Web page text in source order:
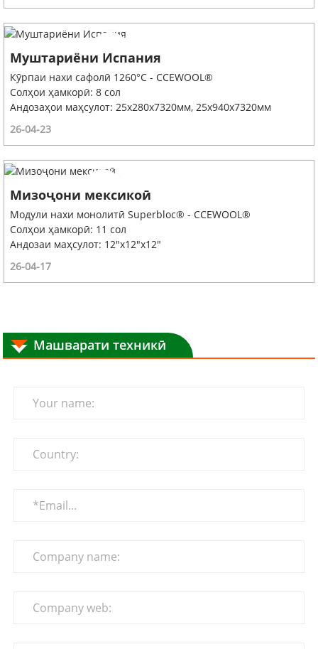
Муштариёни Испания
Кӯрпаи нахи сафолӣ 1260°C - CCEWOOL®
Солҳои ҳамкорӣ: 8 сол
Андозаҳои маҳсулот: 25x280x7320мм, 25x940x7320мм
26-04-23
Мизоҷони мексикоӣ
Модули нахи монолитӣ Superbloc® - CCEWOOL®
Солҳои ҳамкорӣ: 11 сол
Андозаи маҳсулот: 12"x12"x12"
26-04-17
Машварати техникӣ